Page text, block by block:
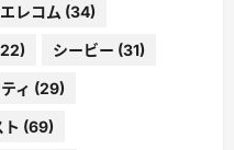
エレコム (34)
シービー (31)
ィ (29)
(69)